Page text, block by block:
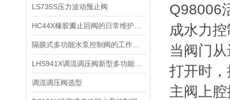
LS735S压力波动预止阀
调流调压阀选型
Q98006
成水力
当阀门
打开时
主阀上